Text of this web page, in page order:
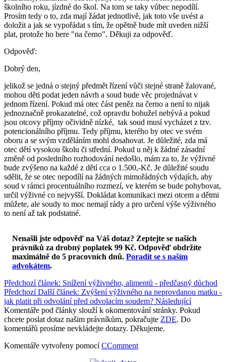
školního roku, jízdné do škol. Na tom se taky vůbec nepodílí.
Prosím tedy o to, zda mají žádat jednotlivě, jak toto vše uvést a
doložit a jak se vypořádat s tím, že opětně bude mít uveden nižší
plat, protože ho bere "na černo". Děkuji za odpověď.
Odpověď:
Dobrý den,
jelikož se jedná o stejný předmět řízení vůči stejné straně žalované,
mohou děti podat jeden návrh a soud bude věc projednávat v
jednom řízení. Pokud má otec část peněz na černo a není to nijak
jednoznačně prokazatelné, což opravdu bohužel nebývá a pokud
jsou otcovy příjmy očividně nízké, tak soud musí vycházet z tzv.
potencionálního příjmu. Tedy příjmu, kterého by otec ve svém
oboru a se svým vzděláním mohl dosahovat. Je důležité, zda má
otec dětí vysokou školu či střední. Pokud u něj k žádné zásadní
změně od posledního rozhodování nedošlo, mám za to, že výživné
bude zvýšeno na každé z dětí cca o 1.500,-Kč. Je důležité soudu
sdělit, že se otec nepodílí na žádných mimořádných výdajích, aby
soud v rámci procentuálního rozmezí, ve kterém se bude pohybovat,
určil výživné co nejvyšší. Dokládat komunikaci mezi otcem a dětmi
můžete, ale soudy to moc nemají rády a pro určení výše výživného
to není až tak podstatné.
Nenašli jste odpověď na Váš dotaz? Zeptejte se našich
právníků za drobný poplatek 99 Kč. Odpověď obdržíte
maximálně do 5 pracovních dnů. Poradit se s naším
advokátem.
Předchozí článek: Snížení výživného, alimentů - předčasný důchod
Předchozí Další článek: Zvýšení výživného na neprovdanou matku -
jak platit při odvolání před odvolacím soudem? Následující
Komentáře pod články slouží k okomentování stránky. Pokud
chcete poslat dotaz našim právníkům, pokračujte ZDE. Do
komentářů prosíme nevkládejte dotazy. Děkujeme.
Komentáře vytvořeny pomocíCComment